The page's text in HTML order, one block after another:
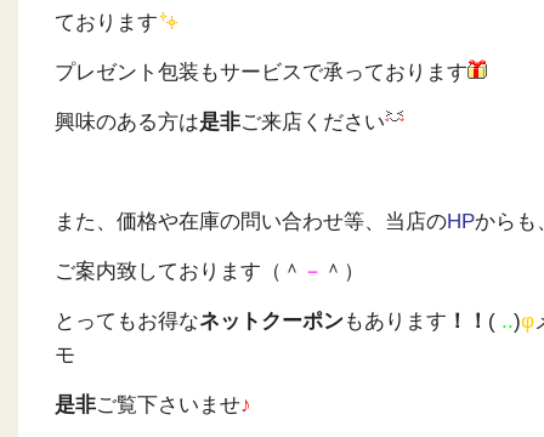
ております
プレゼント包装もサービスで承っております
興味のある方は是非ご来店ください
また、価格や在庫の問い合わせ等、当店のHPからも
ご案内致しております（＾ － ＾）
とってもお得なネットクーポンもあります ！！ ( ..)φ
モ
是非ご覧下さいませ♪